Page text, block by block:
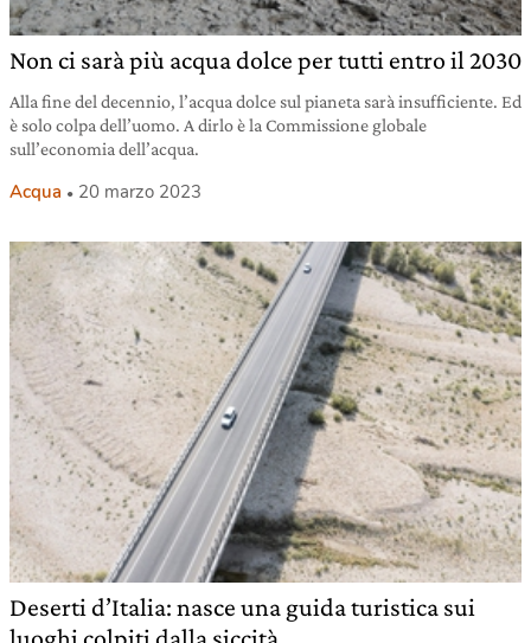
Non ci sarà più acqua dolce per tutti entro il 2030
Alla fine del decennio, l’acqua dolce sul pianeta sarà insufficiente. Ed
è solo colpa dell’uomo. A dirlo è la Commissione globale
sull’economia dell’acqua.
Acqua 20 marzo 2023
Deserti d’Italia: nasce una guida turistica sui